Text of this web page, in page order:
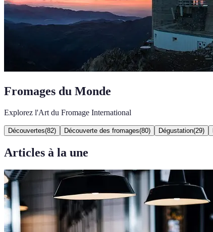
Fromages du Monde
Explorez l'Art du Fromage International
Découvertes(82) Découverte des fromages(80) Dégustation(29)
Articles à la une